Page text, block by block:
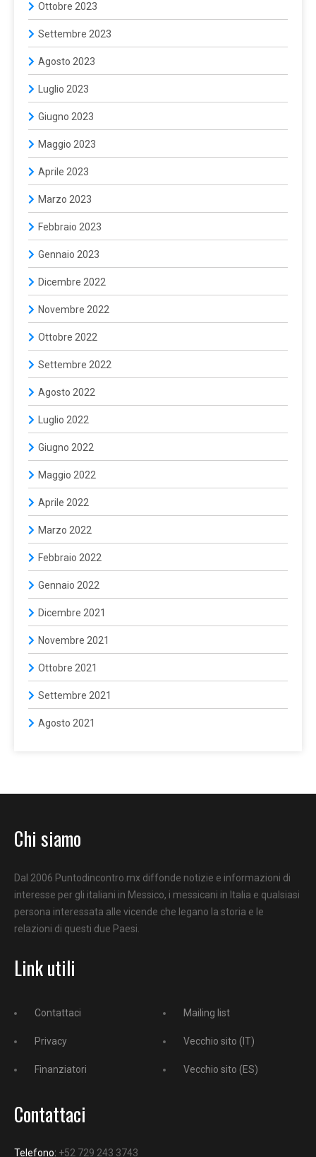
Ottobre 2023
Settembre 2023
Agosto 2023
Luglio 2023
Giugno 2023
Maggio 2023
Aprile 2023
Marzo 2023
Febbraio 2023
Gennaio 2023
Dicembre 2022
Novembre 2022
Ottobre 2022
Settembre 2022
Agosto 2022
Luglio 2022
Giugno 2022
Maggio 2022
Aprile 2022
Marzo 2022
Febbraio 2022
Gennaio 2022
Dicembre 2021
Novembre 2021
Ottobre 2021
Settembre 2021
Agosto 2021
Chi siamo
Dal 2006 Puntodincontro.mx diffonde notizie e informazioni di
interesse per gli italiani in Messico, i messicani in Italia e qualsiasi
persona interessata alle vicende che legano la storia e le
relazioni di questi due Paesi.
Link utili
Contattaci
Privacy
Finanziatori
Mailing list
Vecchio sito (IT)
Vecchio sito (ES)
Contattaci
Telefono: +52 729 243 3743